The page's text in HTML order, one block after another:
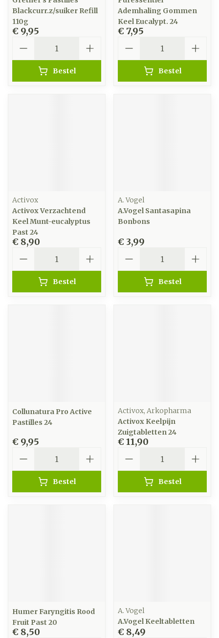
Blackcurr.z/suiker Refill
110g
€ 9,95
Bestel
Ademhaling Gommen
Keel Eucalypt. 24
€ 7,95
Bestel
Activox
Activox Verzachtend
Keel Munt-eucalyptus
Past 24
€ 8,90
Bestel
A. Vogel
A.Vogel Santasapina
Bonbons
€ 3,99
Bestel
Collunatura Pro Active
Pastilles 24
€ 9,95
Bestel
Activox, Arkopharma
Activox Keelpijn
Zuigtabletten 24
€ 11,90
Bestel
Humer Faryngitis Rood
Fruit Past 20
€ 8,50
A. Vogel
A.Vogel Keeltabletten
€ 8,49